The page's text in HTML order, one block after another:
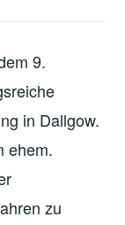
9.
in Dallgow.
ehem.
zu